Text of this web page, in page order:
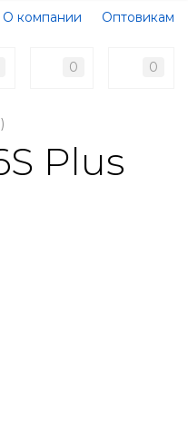
О компании
Оптовикам
Доставка
Контакты
0 0
Plus